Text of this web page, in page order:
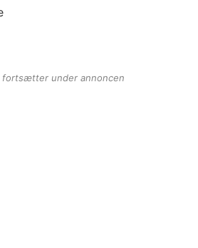
fortsætter under annoncen